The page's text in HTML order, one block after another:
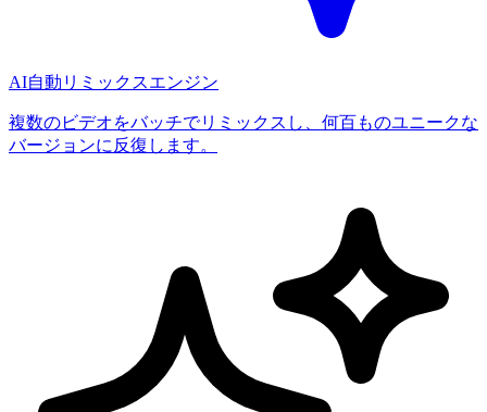
AI自動リミックスエンジン
複数のビデオをバッチでリミックスし、何百ものユニークな
バージョンに反復します。